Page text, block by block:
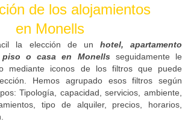
de los alojamientos
en Monells
la elección de un hotel, apartamento
o casa en Monellsseguidamente le
mediante iconos de los filtros que puede
Hemos agrupado esos filtros según
Tipología, capacidad, servicios, ambiente,
tipo de alquiler, precios, horarios,